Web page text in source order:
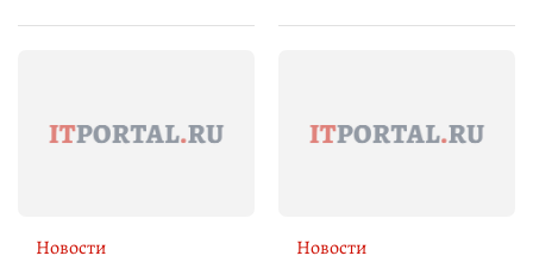
вводит
Новости Новости